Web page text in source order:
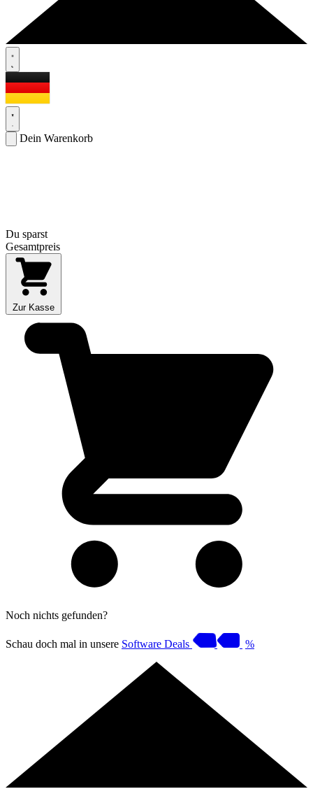
Dein Warenkorb
Du sparst
Gesamtpreis
Zur Kasse
Noch nichts gefunden?
Schau doch mal in unsere Software Deals %